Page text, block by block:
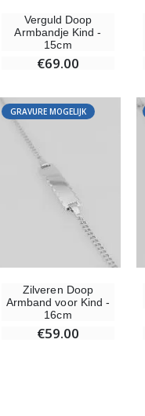
Verguld Doop
Armbandje Kind -
15cm
€69.00
GRAVURE MOGELIJK
Zilveren Doop
Armband voor Kind -
16cm
€59.00